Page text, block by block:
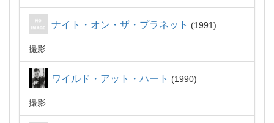
ナイト・オン・ザ・プラネット 1991
撮影
ワイルド・アット・ハート 1990
撮影